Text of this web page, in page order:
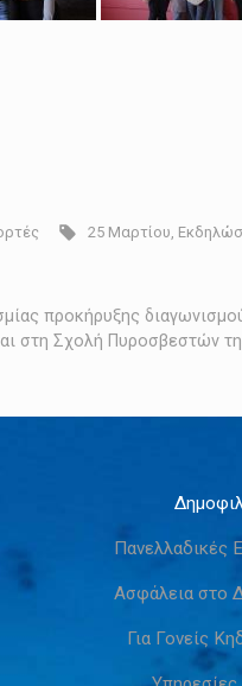
25 Μαρτίου
προκήρυξης
στη Σχολή Πυροσβεστών
Πανελλαδικές
Ασφάλεια στο
Για Γονείς